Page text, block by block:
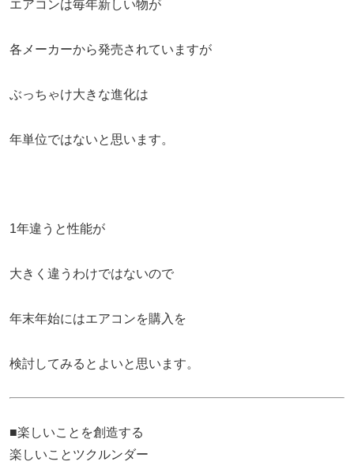
エアコンは毎年新しい物が
各メーカーから発売されていますが
ぶっちゃけ大きな進化は
年単位ではないと思います。
1年違うと性能が
大きく違うわけではないので
年末年始にはエアコンを購入を
検討してみるとよいと思います。
■楽しいことを創造する
楽しいことツクルンダー